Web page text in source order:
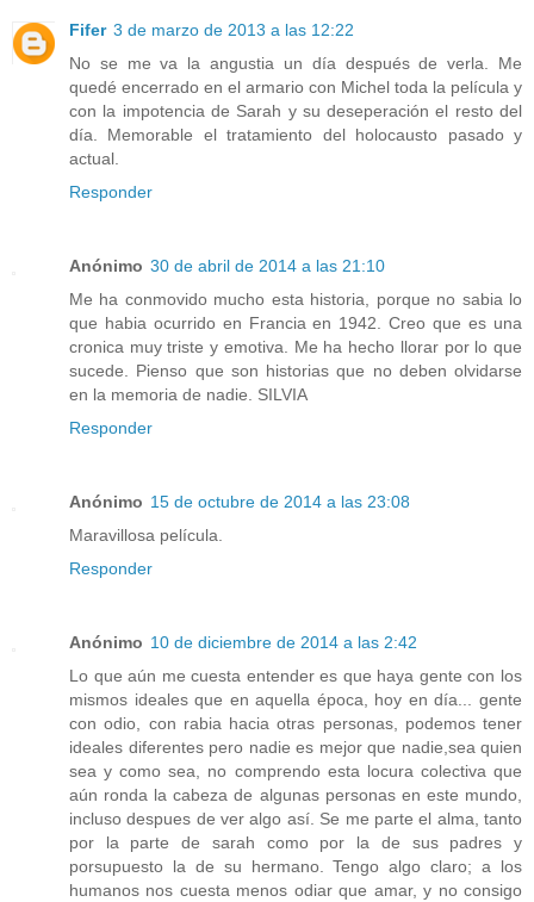
Fifer 3 de marzo de 2013 a las 12:22
No se me va la angustia un día después de verla. Me
quedé encerrado en el armario con Michel toda la película y
con la impotencia de Sarah y su deseperación el resto del
día. Memorable el tratamiento del holocausto pasado y
actual.
Responder
Anónimo 30 de abril de 2014 a las 21:10
Me ha conmovido mucho esta historia, porque no sabia lo
que habia ocurrido en Francia en 1942. Creo que es una
cronica muy triste y emotiva. Me ha hecho llorar por lo que
sucede. Pienso que son historias que no deben olvidarse
en la memoria de nadie. SILVIA
Responder
Anónimo 15 de octubre de 2014 a las 23:08
Maravillosa película.
Responder
Anónimo 10 de diciembre de 2014 a las 2:42
Lo que aún me cuesta entender es que haya gente con los
mismos ideales que en aquella época, hoy en día... gente
con odio, con rabia hacia otras personas, podemos tener
ideales diferentes pero nadie es mejor que nadie,sea quien
sea y como sea, no comprendo esta locura colectiva que
aún ronda la cabeza de algunas personas en este mundo,
incluso despues de ver algo así. Se me parte el alma, tanto
por la parte de sarah como por la de sus padres y
porsupuesto la de su hermano. Tengo algo claro; a los
humanos nos cuesta menos odiar que amar, y no consigo